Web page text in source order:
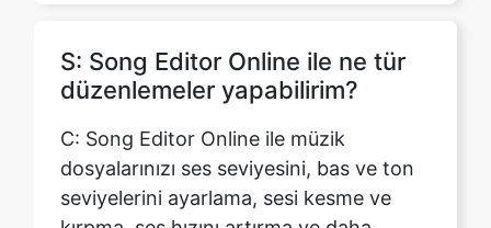
dosyalarınızı ses seviyesini, bas ve ton
seviyelerini ayarlama, sesi kesme ve
kırpma, ses hızını artırma ve daha
fazlası gibi çeşitli şekillerde
düzenleyebilir ve geliştirebilirsiniz.